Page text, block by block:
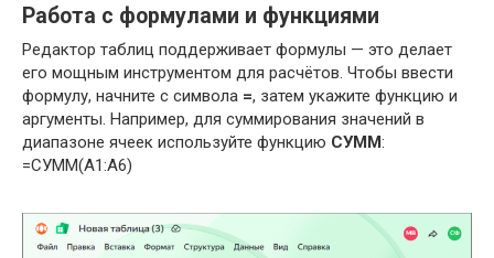
Работа с формулами и функциями
Редактор таблиц поддерживает формулы — это делает
его мощным инструментом для расчётов. Чтобы ввести
формулу, начните с символа =, затем укажите функцию и
аргументы. Например, для суммирования значений в
диапазоне ячеек используйте функцию СУММ:
=СУММ(A1:A6)